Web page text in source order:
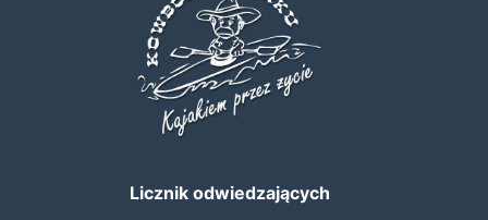
Licznik odwiedzających